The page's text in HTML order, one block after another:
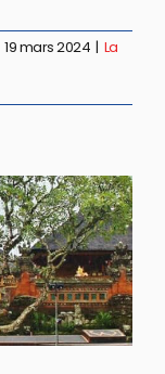
19 mars 2024 | La